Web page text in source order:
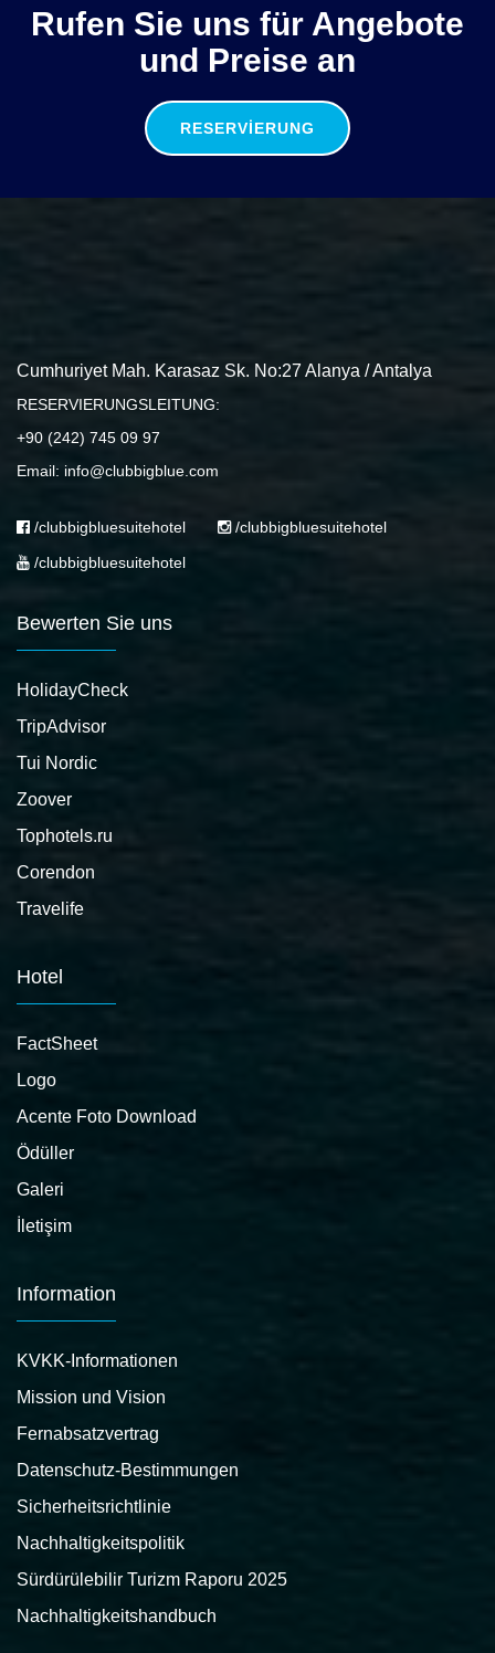
Rufen Sie uns für Angebote
und Preise an
RESERVIERUNG
Cumhuriyet Mah. Karasaz Sk. No:27 Alanya / Antalya
RESERVIERUNGSLEITUNG:
+90 (242) 745 09 97
Email: info@clubbigblue.com
/clubbigbluesuitehotel
/clubbigbluesuitehotel
/clubbigbluesuitehotel
Bewerten Sie uns
HolidayCheck
TripAdvisor
Tui Nordic
Zoover
Tophotels.ru
Corendon
Travelife
Hotel
FactSheet
Logo
Acente Foto Download
Ödüller
Galeri
İletişim
Information
KVKK-Informationen
Mission und Vision
Fernabsatzvertrag
Datenschutz-Bestimmungen
Sicherheitsrichtlinie
Nachhaltigkeitspolitik
Sürdürülebilir Turizm Raporu 2025
Nachhaltigkeitshandbuch